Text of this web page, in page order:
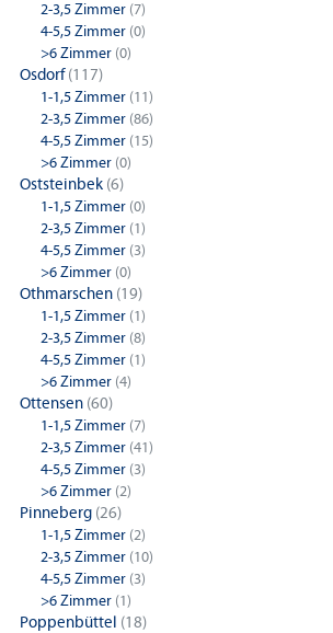
2-3,5 Zimmer (7)
4-5,5 Zimmer (0)
>6 Zimmer (0)
Osdorf(117)
1-1,5 Zimmer (11)
2-3,5 Zimmer (86)
4-5,5 Zimmer (15)
>6 Zimmer (0)
Oststeinbek (6)
1-1,5 Zimmer (0)
2-3,5 Zimmer (1)
4-5,5 Zimmer (3)
>6 Zimmer (0)
Othmarschen (19)
1-1,5 Zimmer (1)
2-3,5 Zimmer (8)
4-5,5 Zimmer (1)
>6 Zimmer (4)
Ottensen (60)
1-1,5 Zimmer (7)
2-3,5 Zimmer (41)
4-5,5 Zimmer (3)
>6 Zimmer (2)
Pinneberg (26)
1-1,5 Zimmer (2)
2-3,5 Zimmer (10)
4-5,5 Zimmer (3)
>6 Zimmer (1)
Poppenbüttel (18)